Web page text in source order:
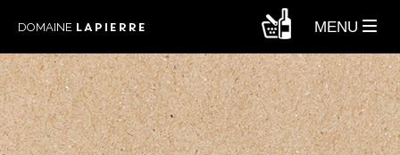
DOMAINE LAPIERRE MENU